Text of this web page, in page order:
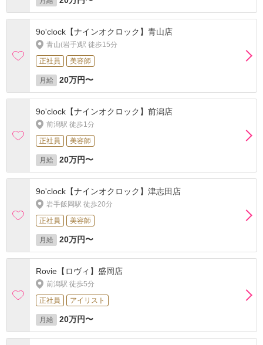
9o'clock【ナインオクロック】青山店
青山(岩手)駅 徒歩15分
正社員
美容師
月給 20万円〜
9o'clock【ナインオクロック】前潟店
前潟駅 徒歩1分
正社員
美容師
月給 20万円〜
9o'clock【ナインオクロック】津志田店
岩手飯岡駅 徒歩20分
正社員
美容師
月給 20万円〜
Rovie【ロヴィ】盛岡店
前潟駅 徒歩5分
正社員
アイリスト
月給 20万円〜